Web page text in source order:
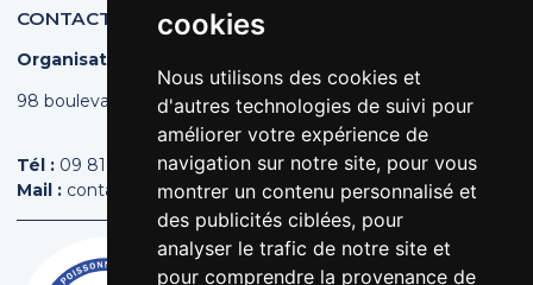
cookies
Nous utilisons des cookies et
d'autres technologies de suivi pour
améliorer votre expérience de
navigation sur notre site, pour vous
montrer un contenu personnalisé et
des publicités ciblées, pour
analyser le trafic de notre site et
pour comprendre la provenance de
CONTACT
Organisation des Poissonniers Écaillers de France
98 boulevard Pereire | 75017 PARIS
Tél : 09 81 44 44 43
Mail : contact@poissonniers.com